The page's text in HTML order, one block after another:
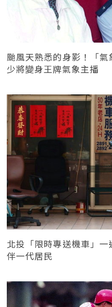
颱風天熟悉的身影！「
少將變身王牌氣象主播
北投「限時專送機車」
伴一代居民